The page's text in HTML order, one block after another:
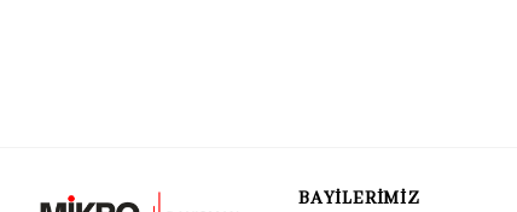
BAYILERIMIZ